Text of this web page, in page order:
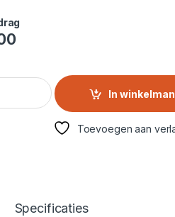
bovenlader |
In
Toevoegen aan
Specificaties